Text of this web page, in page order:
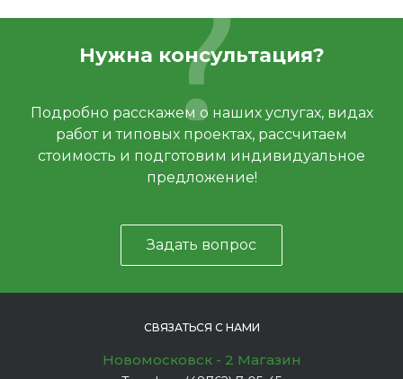
Нужна консультация?
Подробно расскажем о наших услугах, видах
работ и типовых проектах, рассчитаем
стоимость и подготовим индивидуальное
предложение!
Задать вопрос
СВЯЗАТЬСЯ С НАМИ
Новомосковск - 2 Магазин